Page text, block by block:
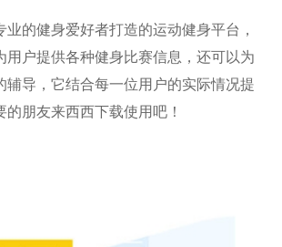
的健身爱好者打造的运动健身平台，
用户提供各种健身比赛信息，还可以为
辅导，它结合每一位用户的实际情况提
朋友来西西下载使用吧！